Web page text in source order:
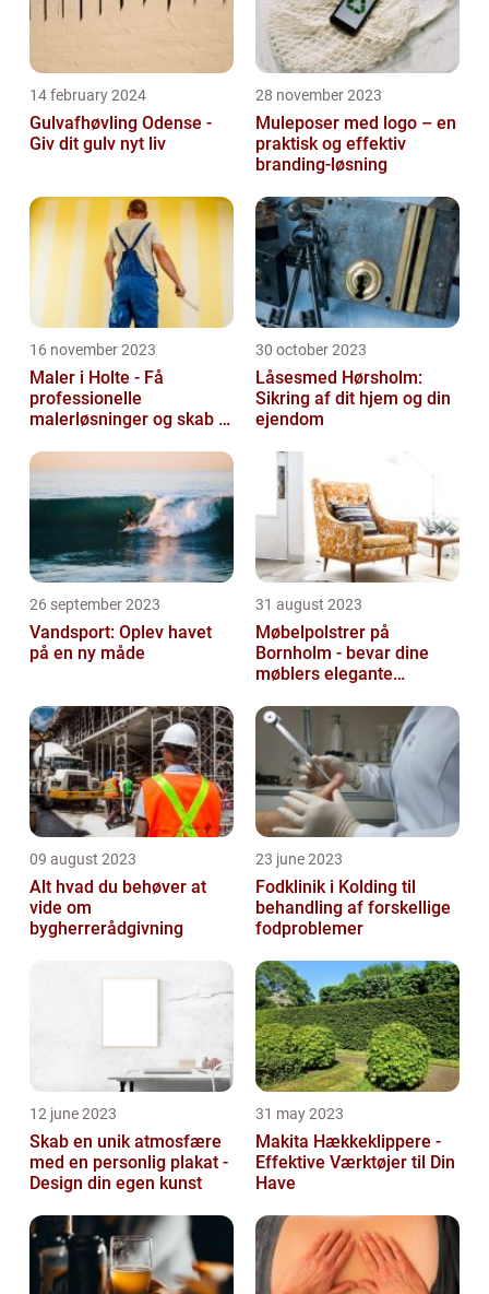
14 february 2024
Gulvafhøvling Odense -
Giv dit gulv nyt liv
28 november 2023
Muleposer med logo – en
praktisk og effektiv
branding-løsning
16 november 2023
Maler i Holte - Få
professionelle
malerløsninger og skab et
30 october 2023
Låsesmed Hørsholm:
Sikring af dit hjem og din
ejendom
26 september 2023
Vandsport: Oplev havet
på en ny måde
31 august 2023
Møbelpolstrer på
Bornholm - bevar dine
møblers elegante
09 august 2023
Alt hvad du behøver at
vide om
bygherrerådgivning
23 june 2023
Fodklinik i Kolding til
behandling af forskellige
fodproblemer
12 june 2023
Skab en unik atmosfære
med en personlig plakat -
Design din egen kunst
31 may 2023
Makita Hækkeklippere -
Effektive Værktøjer til Din
Have